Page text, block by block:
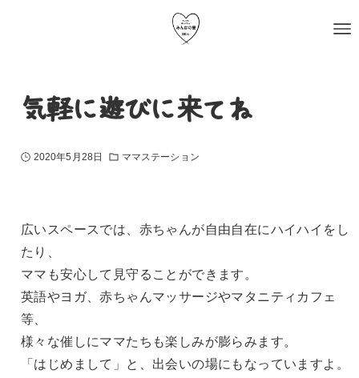
気軽に遊びに来てね
2020年5月28日 ママステーション
広いスペースでは、赤ちゃんが自由自在にハイハイをし
たり、
ママも安心して見守ることができます。
英語やヨガ、赤ちゃんマッサージやマタニティカフェ
等、
様々な催しにママたちも楽しみが膨らみます。
「はじめまして」と、 出会いの場にもなっていますよ。